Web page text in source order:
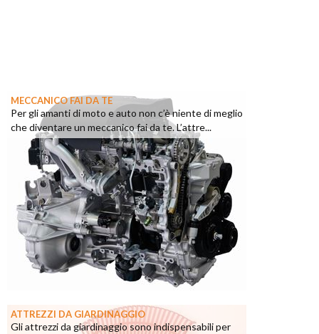
MECCANICO FAI DA TE
Per gli amanti di moto e auto non c’è niente di meglio
che diventare un meccanico fai da te. L’attre...
ATTREZZI DA GIARDINAGGIO
Gli attrezzi da giardinaggio sono indispensabili per